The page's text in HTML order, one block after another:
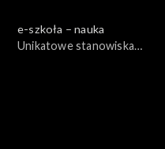
e-szkoła – nauka
Unikatowe stanowiska